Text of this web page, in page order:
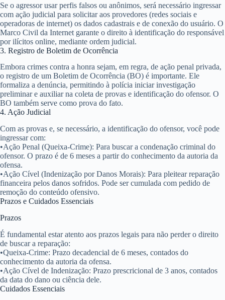
Se o agressor usar perfis falsos ou anônimos, será necessário ingressar
com ação judicial para solicitar aos provedores (redes sociais e
operadoras de internet) os dados cadastrais e de conexão do usuário. O
Marco Civil da Internet garante o direito à identificação do responsável
por ilícitos online, mediante ordem judicial.
3. Registro de Boletim de Ocorrência
Embora crimes contra a honra sejam, em regra, de ação penal privada,
o registro de um Boletim de Ocorrência (BO) é importante. Ele
formaliza a denúncia, permitindo à polícia iniciar investigação
preliminar e auxiliar na coleta de provas e identificação do ofensor. O
BO também serve como prova do fato.
4. Ação Judicial
Com as provas e, se necessário, a identificação do ofensor, você pode
ingressar com:
•Ação Penal (Queixa-Crime): Para buscar a condenação criminal do
ofensor. O prazo é de 6 meses a partir do conhecimento da autoria da
ofensa.
•Ação Cível (Indenização por Danos Morais): Para pleitear reparação
financeira pelos danos sofridos. Pode ser cumulada com pedido de
remoção do conteúdo ofensivo.
Prazos e Cuidados Essenciais
Prazos
É fundamental estar atento aos prazos legais para não perder o direito
de buscar a reparação:
•Queixa-Crime: Prazo decadencial de 6 meses, contados do
conhecimento da autoria da ofensa.
•Ação Cível de Indenização: Prazo prescricional de 3 anos, contados
da data do dano ou ciência dele.
Cuidados Essenciais